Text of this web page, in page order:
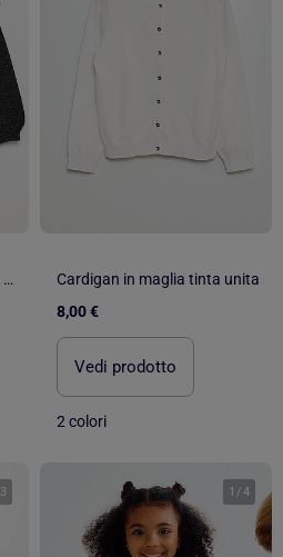
Abito in maglia con spalle a volant
Cardigan in maglia tinta unita
8,00 €
Vedi prodotto
2 colori
3 1 /4